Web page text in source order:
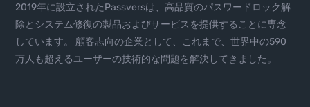
2019年に設立されたPassversは、高品質のパスワードロック解
除とシステム修復の製品およびサービスを提供することに専念
しています。 顧客志向の企業として、これまで、世界中の590
万人も超えるユーザーの技術的な問題を解決してきました。